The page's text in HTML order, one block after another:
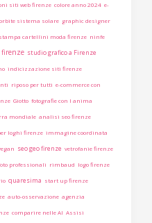
siti web firenze colore anno 2024 e-
orbite sistema solare graphic designer
stampa cartellini moda firenze ninfe
firenze studio grafico a Firenze
indicizzazione siti firenze
riposo per tutti e-commerce con
Giotto fotografie con l anima
mondiale analisi seo firenze
loghi firenze immagine coordinata
seo geo firenze vetrofanie firenze
professionali rimbaud logo firenze
quaresima start up firenze
auto-osservazione agenzia
comparire nelle AI Assisi